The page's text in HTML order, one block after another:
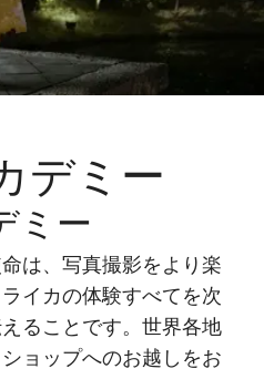
デミー
ミー
は、写真撮影をより楽
イカの体験すべてを次
ることです。世界各地
ョップへのお越しをお